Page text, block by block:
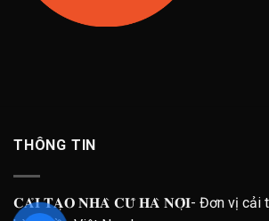
THÔNG TIN
𝐂𝐀̉𝐈 𝐓𝐀̣𝐎 𝐍𝐇𝐀̀ 𝐂𝐔̃ 𝐇𝐀̀ 𝐍𝐎̣̂𝐈- Đơn vị cải